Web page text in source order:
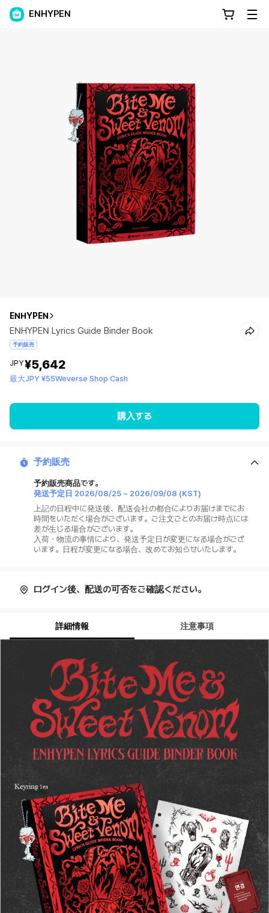
ENHYPEN
ENHYPEN
ENHYPEN Lyrics Guide Binder Book
予約販売
JPY¥5,642
最大JPY ¥55Weverse Shop Cash
購入する
予約販売
予約販売商品です。
発送予定日 2026/08/25 ~ 2026/09/08 (KST)
上記の日程中に発送後、配送会社の都合によりお届けまでにお
時間をいただく場合がございます。ご注文ごとのお届け時点には
差が生じる場合がございます。
入荷・物流の事情により、発送予定日が変更になる場合がござ
います。日程が変更になる場合、改めてお知らせいたします。
ログイン後、配送の可否をご確認ください。
詳細情報 注意事項